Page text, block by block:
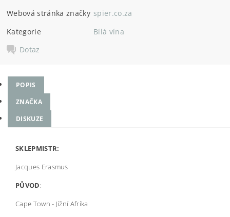
Webová stránka značky spier.co.za
Kategorie
Bílá vína
Dotaz
POPIS
ZNAČKA
DISKUZE
SKLEPMISTR:
Jacques Erasmus
PŮVOD:
Cape Town - Jižní Afrika